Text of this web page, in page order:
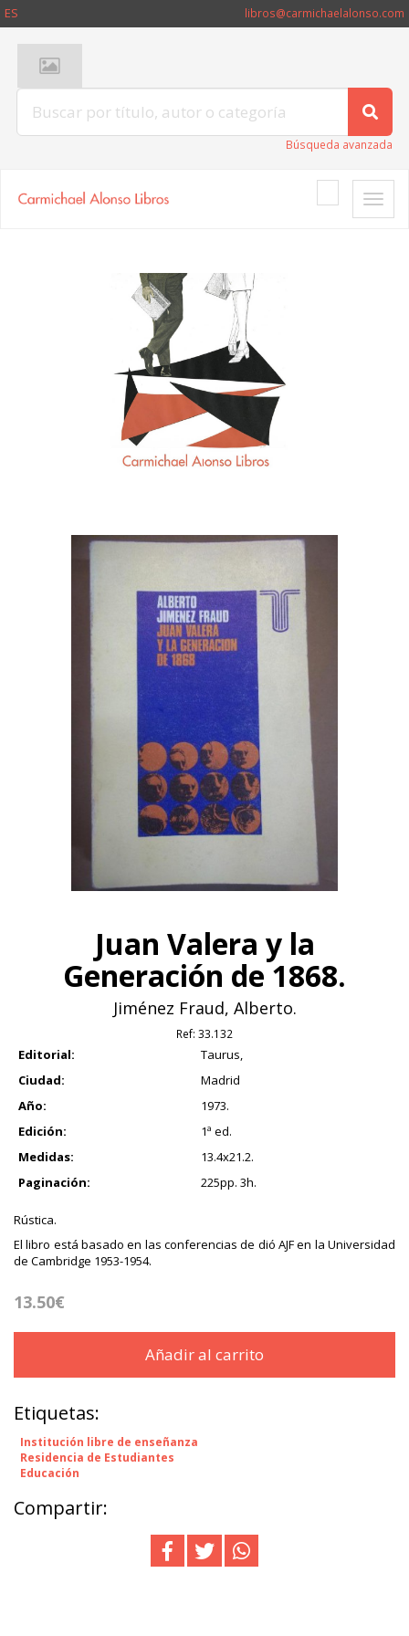
ES libros@carmichaelalonso.com
Búsqueda avanzada
Toggle
Juan Valera y la
Generación de 1868.
Jiménez Fraud, Alberto.
Ref: 33.132
Editorial:
Taurus,
Ciudad:
Madrid
Año:
1973.
Edición:
1ª ed.
Medidas:
13.4x21.2.
Paginación:
225pp. 3h.
Rústica.
El libro está basado en las conferencias de dió AJF en la Universidad
de Cambridge 1953-1954.
13.50€
Añadir al carrito
Etiquetas:
Institución libre de enseñanza
Residencia de Estudiantes
Educación
Compartir: